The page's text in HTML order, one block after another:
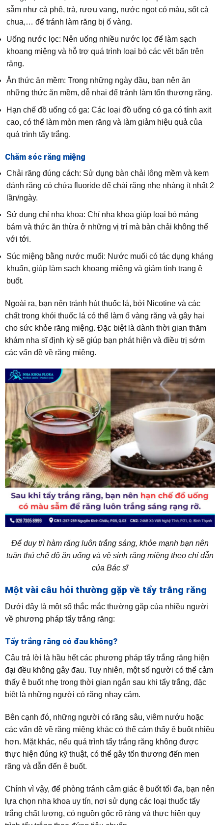
sẫm như cà phê, trà, rượu vang, nước ngọt có màu, sốt cà
chua,… để tránh làm răng bị ố vàng.
Uống nước lọc: Nên uống nhiều nước lọc để làm sạch
khoang miệng và hỗ trợ quá trình loại bỏ các vết bẩn trên
răng.
Ăn thức ăn mềm: Trong những ngày đầu, bạn nên ăn
những thức ăn mềm, dễ nhai để tránh làm tổn thương răng.
Hạn chế đồ uống có ga: Các loại đồ uống có ga có tính axit
cao, có thể làm mòn men răng và làm giảm hiệu quả của
quá trình tẩy trắng.
Chăm sóc răng miệng
Chải răng đúng cách: Sử dụng bàn chải lông mềm và kem
đánh răng có chứa fluoride để chải răng nhẹ nhàng ít nhất 2
lần/ngày.
Sử dụng chỉ nha khoa: Chỉ nha khoa giúp loại bỏ mảng
bám và thức ăn thừa ở những vị trí mà bàn chải không thể
với tới.
Súc miệng bằng nước muối: Nước muối có tác dụng kháng
khuẩn, giúp làm sạch khoang miệng và giảm tình trạng ê
buốt.
Ngoài ra, bạn nên tránh hút thuốc lá, bởi Nicotine và các
chất trong khói thuốc lá có thể làm ố vàng răng và gây hại
cho sức khỏe răng miệng. Đặc biệt là dành thời gian thăm
khám nha sĩ định kỳ sẽ giúp bạn phát hiện và điều trị sớm
các vấn đề về răng miệng.
Để duy trì hàm răng luôn trắng sáng, khỏe mạnh bạn nên
tuân thủ chế độ ăn uống và vệ sinh răng miệng theo chỉ dẫn
của Bác sĩ
Một vài câu hỏi thường gặp về tẩy trắng răng
Dưới đây là một số thắc mắc thường gặp của nhiều người
về phương pháp tẩy trắng răng:
Tẩy trắng răng có đau không?
Câu trả lời là hầu hết các phương pháp tẩy trắng răng hiện
đại đều không gây đau. Tuy nhiên, một số người có thể cảm
thấy ê buốt nhẹ trong thời gian ngắn sau khi tẩy trắng, đặc
biệt là những người có răng nhạy cảm.
Bên cạnh đó, những người có răng sâu, viêm nướu hoặc
các vấn đề về răng miệng khác có thể cảm thấy ê buốt nhiều
hơn. Mặt khác, nếu quá trình tẩy trắng răng không được
thực hiện đúng kỹ thuật, có thể gây tổn thương đến men
răng và dẫn đến ê buốt.
Chính vì vậy, để phòng tránh cảm giác ê buốt tối đa, bạn nên
lựa chọn nha khoa uy tín, nơi sử dụng các loại thuốc tẩy
trắng chất lượng, có nguồn gốc rõ ràng và thực hiện quy